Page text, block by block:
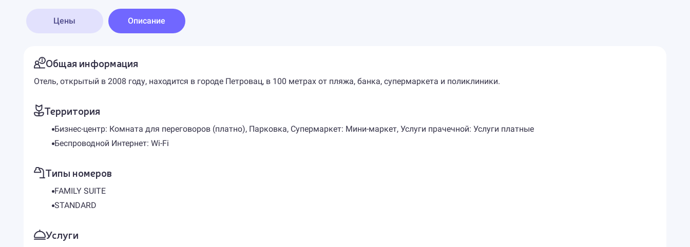
Цены Описание
Общая информация
Отель, открытый в 2008 году, находится в городе Петровац, в 100 метрах от пляжа, банка, супермаркета и поликлиники.
Территория
Бизнес-центр: Комната для переговоров (платно), Парковка, Супермаркет: Мини-маркет, Услуги прачечной: Услуги платные
Беспроводной Интернет: Wi-Fi
Типы номеров
FAMILY SUITE
STANDARD
Услуги